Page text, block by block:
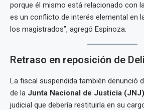
porque él mismo está relacionado con
es un conflicto de interés elemental en
los magistrados”, agregó Espinoza.
Retraso en reposición de
La fiscal suspendida también denunció
de la Junta Nacional de Justicia (JNJ)
judicial que debería restituirla en su